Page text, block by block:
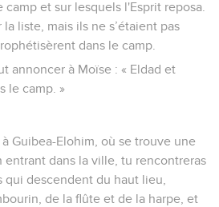
et sur lesquels l'Esprit reposa.
liste, mais ils ne s’étaient pas
dans le camp.
annoncer à Moïse : « Eldad et
le camp. »
Guibea-Elohim, où se trouve une
entrant dans la ville, tu rencontreras
descendent du haut lieu,
de la flûte et de la harpe, et